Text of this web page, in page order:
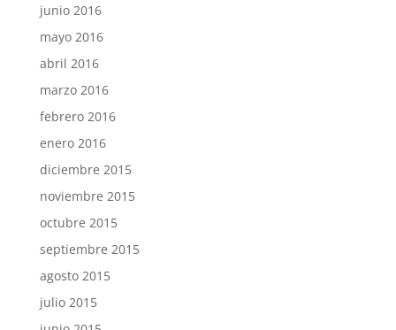
junio 2016
mayo 2016
abril 2016
marzo 2016
febrero 2016
enero 2016
diciembre 2015
noviembre 2015
octubre 2015
septiembre 2015
agosto 2015
julio 2015